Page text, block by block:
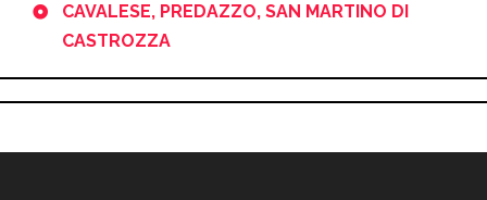
CAVALESE, PREDAZZO, SAN MARTINO DI
CASTROZZA